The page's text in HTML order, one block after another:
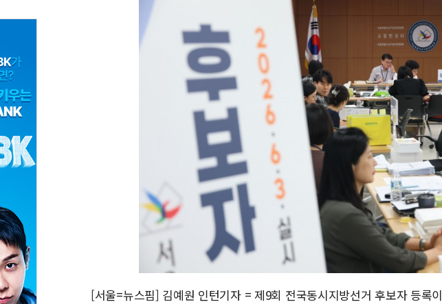
[서울=뉴스핌] 김예원 인턴기자 = 제9회 전국동시지방선거 후보자 등록